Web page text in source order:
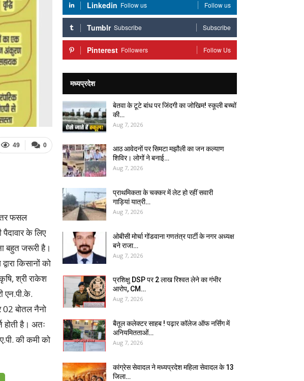
0
49
फसल
के लिए
बहुत जरूरी है।
किसानों को
श्री राकेश
एन.पी.के.
02 बोतल नैनो
होती है। अतः
की कमी को
Linkedin Follow us Follow us
Tumblr Subscribe Subscribe
Pinterest Followers Follow Us
मध्यप्रदेश
बेतवा के टूटे बांध पर जिंदगी का जोखिम! स्कूली बच्चों
की…
Aug 7, 2026
आठ आवेदनों पर सिमटा मझौली का जन कल्याण
शिविर। लोगों ने बनाई…
Aug 7, 2026
प्राथमिकता के चक्कर में लेट हो रहीं सवारी
गाड़ियां यात्री…
Aug 7, 2026
ओबीसी मोर्चा गोंडवाना गणतंत्र पार्टी के नगर अध्यक्ष
बने राजा…
Aug 7, 2026
प्रशिक्षु DSP पर ₹2 लाख रिश्वत लेने का गंभीर
आरोप, CM…
Aug 7, 2026
बैतूल कलेक्टर साहब ! पढ़ार कॉलेज ऑफ नर्सिंग में
अनियमितताओं…
Aug 7, 2026
कांग्रेस सेवादल ने मध्यप्रदेश महिला सेवादल के 13
जिला…